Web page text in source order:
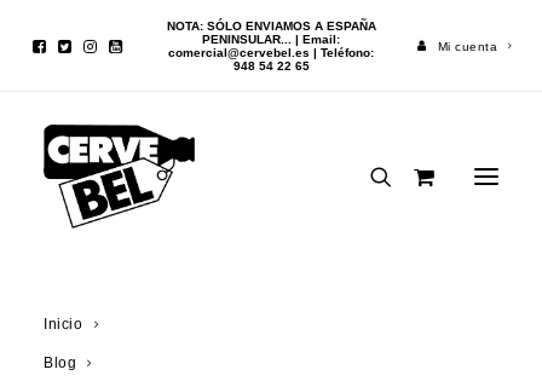
NOTA: SÓLO ENVIAMOS A ESPAÑA
PENINSULAR... | Email:
comercial@cervebel.es | Teléfono:
948 54 22 65
Mi cuenta
Inicio
Blog
Inicio
Cerveza
Weihenstephaner Hefeweissbier Sin 50cl